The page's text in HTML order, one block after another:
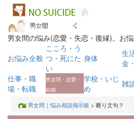
男女間の悩み(恋愛・失恋・復縁)。お悩
お悩み全般
こころ・う
つ・死にた
い
身体
生
金
仕事・職
場・転職
男女間・恋愛・
結婚
学校・いじ
め
雑
男女間｜悩み相談掲示板 > 断り文句？